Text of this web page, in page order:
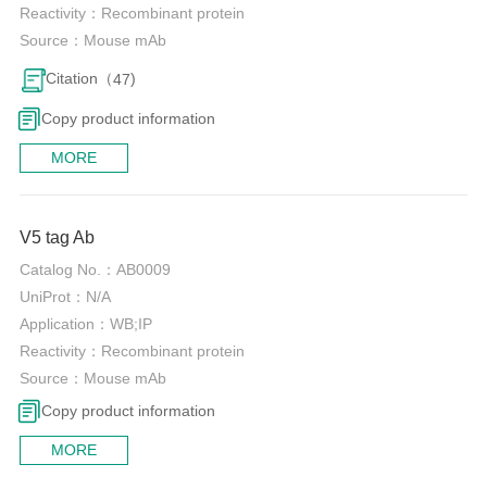
Reactivity： Recombinant protein
Source： Mouse mAb
Citation（47)
Copy product information
MORE
V5 tag Ab
Catalog No.： AB0009
UniProt： N/A
Application： WB;IP
Reactivity： Recombinant protein
Source： Mouse mAb
Copy product information
MORE